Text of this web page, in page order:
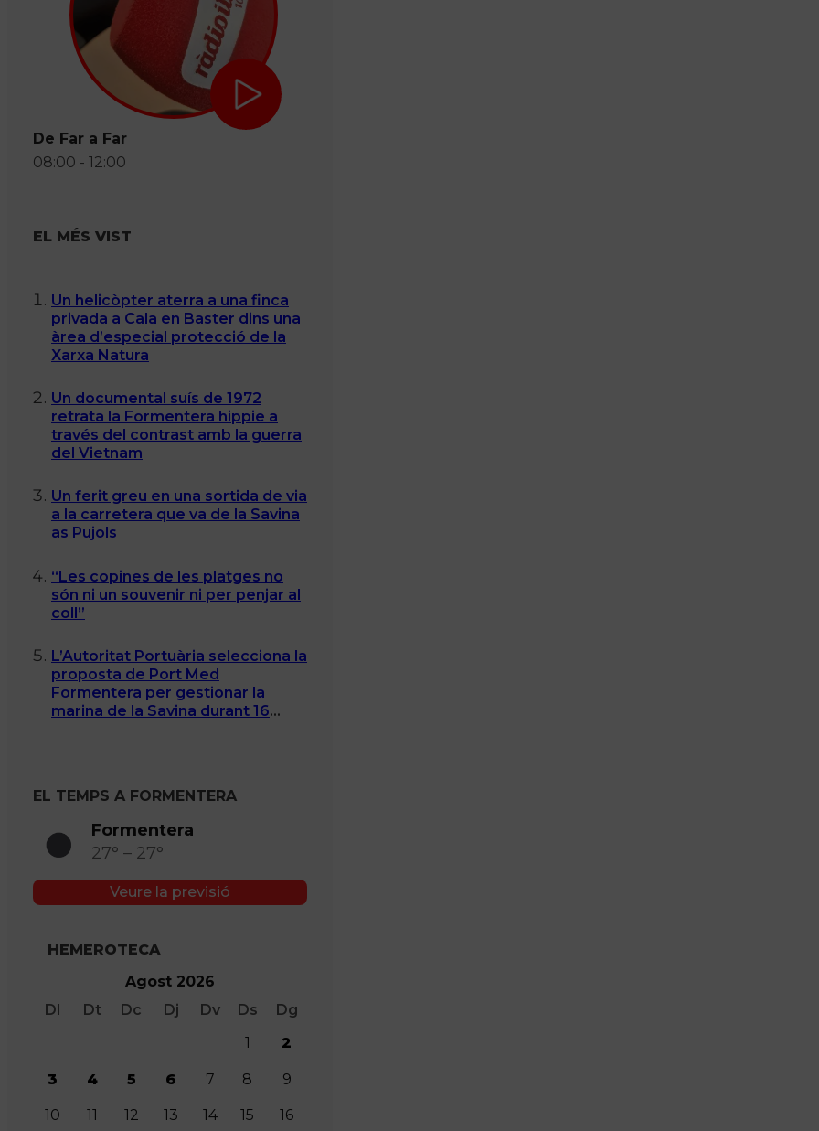
De Far a Far
08:00 - 12:00
EL MÉS VIST
Un helicòpter aterra a una finca
privada a Cala en Baster dins una
àrea d’especial protecció de la
Xarxa Natura
Un documental suís de 1972
retrata la Formentera hippie a
través del contrast amb la guerra
del Vietnam
Un ferit greu en una sortida de via
a la carretera que va de la Savina
as Pujols
“Les copines de les platges no
són ni un souvenir ni per penjar al
coll”
L’Autoritat Portuària selecciona la
proposta de Port Med
Formentera per gestionar la
marina de la Savina durant 16
EL TEMPS A FORMENTERA
Formentera
27° – 27°
Veure la previsió
HEMEROTECA
Agost 2026
Dl
Dt Dc Dj Dv Ds
Dg
1
2
3 4 5 6 7 8 9
10 11 12 13 14 15 16